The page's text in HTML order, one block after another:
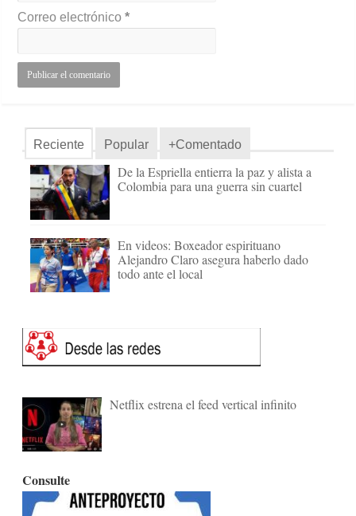
Correo electrónico*
Reciente Popular +Comentado
De la Espriella entierra la paz y alista a
Colombia para una guerra sin cuartel
En videos: Boxeador espirituano
Alejandro Claro asegura haberlo dado
todo ante el local
Netflix estrena el feed vertical infinito
Consulte